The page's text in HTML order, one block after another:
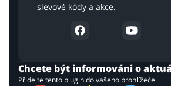
slevové kódy a akce.
Chcete být informováni o
Přidejte tento plugin do vašeho prohlížeče